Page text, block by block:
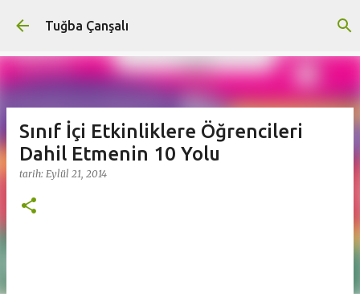
Tuğba Çanşalı
Sınıf İçi Etkinliklere Öğrencileri
Dahil Etmenin 10 Yolu
tarih: Eylül 21, 2014